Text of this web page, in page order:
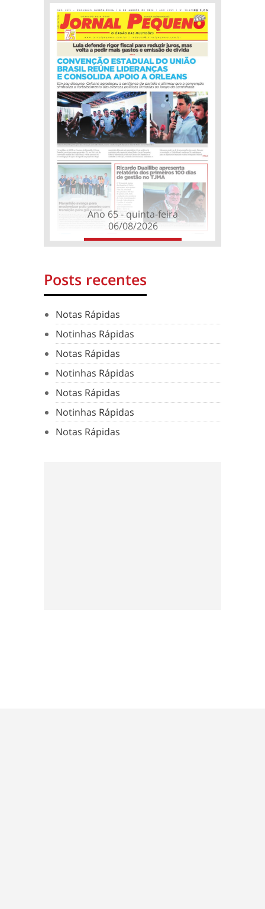
Ano 65 - quinta-feira
06/08/2026
Posts recentes
Notas Rápidas
Notinhas Rápidas
Notas Rápidas
Notinhas Rápidas
Notas Rápidas
Notinhas Rápidas
Notas Rápidas